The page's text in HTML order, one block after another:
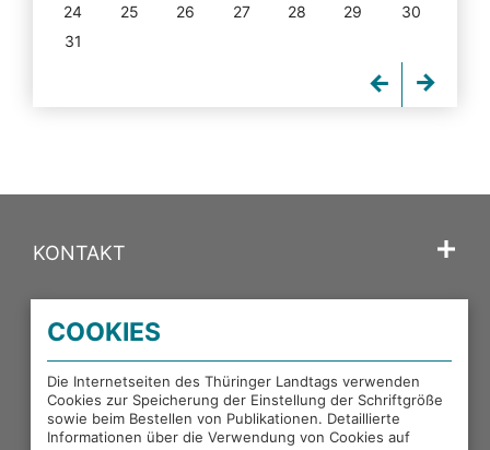
24
25 26 27 28 29
30
31
KONTAKT
PORTALE DES THÜRINGER LANDTAGS
EXTERNE LINKS
COOKIES
Die Internetseiten des Thüringer Landtags verwenden
Cookies zur Speicherung der Einstellung der Schriftgröße
sowie beim Bestellen von Publikationen. Detaillierte
Informationen über die Verwendung von Cookies auf